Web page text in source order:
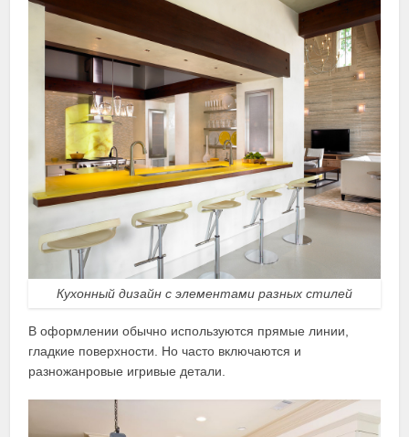
Кухонный дизайн с элементами разных стилей
В оформлении обычно используются прямые линии,
гладкие поверхности. Но часто включаются и
разножанровые игривые детали.